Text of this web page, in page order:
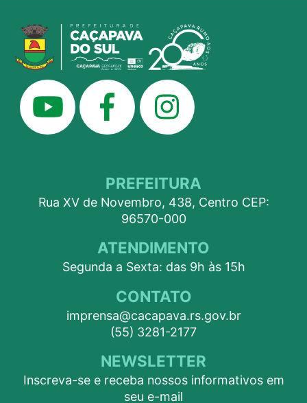
PREFEITURA
Rua XV de Novembro, 438, Centro CEP:
96570-000
ATENDIMENTO
Segunda a Sexta: das 9h às 15h
CONTATO
imprensa@cacapava.rs.gov.br
(55) 3281-2177
NEWSLETTER
Inscreva-se e receba nossos informativos em
seu e-mail